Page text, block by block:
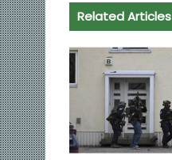
o
o
k
A
p
p
e
r
Related Articles